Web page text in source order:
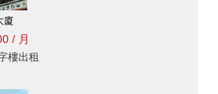
廈
/ 月
樓出租